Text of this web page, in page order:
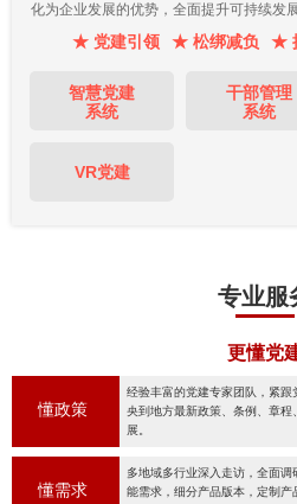
化为企业发展的优势，全面提升可持续发展
★ 党建引领 ★ 松绑减负 ★
智慧党建
系统
干部管理
系统
VR党建
专业服
更懂党
懂政策
经验丰富的党建专家团队，紧
央到地方最新政策、条例、章
展。
懂需求
多地域多行业深入走访，全面
能需求，细分产品版本，定制产